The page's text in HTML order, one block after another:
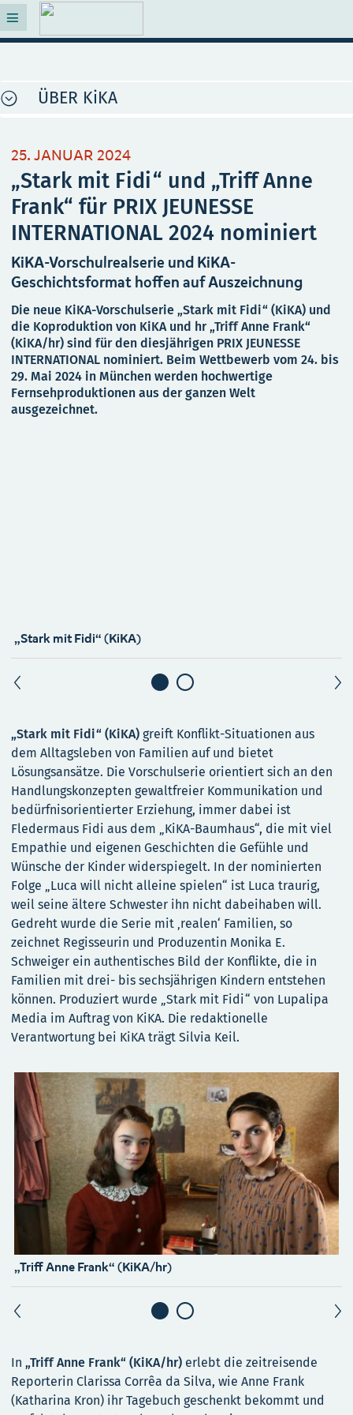
ÜBER KiKA
25. JANUAR 2024
„Stark mit Fidi“ und „Triff Anne
Frank“ für PRIX JEUNESSE
INTERNATIONAL 2024 nominiert
KiKA-Vorschulrealserie und KiKA-
Geschichtsformat hoffen auf Auszeichnung
Die neue KiKA-Vorschulserie „Stark mit Fidi“ (KiKA) und
die Koproduktion von KiKA und hr „Triff Anne Frank“
(KiKA/hr) sind für den diesjährigen PRIX JEUNESSE
INTERNATIONAL nominiert. Beim Wettbewerb vom 24. bis
29. Mai 2024 in München werden hochwertige
Fernsehproduktionen aus der ganzen Welt
ausgezeichnet.
„Stark mit Fidi“ (KiKA)
„Stark mit Fidi“ (KiKA) greift Konflikt-Situationen aus
dem Alltagsleben von Familien auf und bietet
Lösungsansätze. Die Vorschulserie orientiert sich an den
Handlungskonzepten gewaltfreier Kommunikation und
bedürfnisorientierter Erziehung, immer dabei ist
Fledermaus Fidi aus dem „KiKA-Baumhaus“, die mit viel
Empathie und eigenen Geschichten die Gefühle und
Wünsche der Kinder widerspiegelt. In der nominierten
Folge „Luca will nicht alleine spielen“ ist Luca traurig,
weil seine ältere Schwester ihn nicht dabeihaben will.
Gedreht wurde die Serie mit ‚realen‘ Familien, so
zeichnet Regisseurin und Produzentin Monika E.
Schweiger ein authentisches Bild der Konflikte, die in
Familien mit drei- bis sechsjährigen Kindern entstehen
können. Produziert wurde „Stark mit Fidi“ von Lupalipa
Media im Auftrag von KiKA. Die redaktionelle
Verantwortung bei KiKA trägt Silvia Keil.
„Triff Anne Frank“ (KiKA/hr)
In „Triff Anne Frank“ (KiKA/hr) erlebt die zeitreisende
Reporterin Clarissa Corrêa da Silva, wie Anne Frank
(Katharina Kron) ihr Tagebuch geschenkt bekommt und